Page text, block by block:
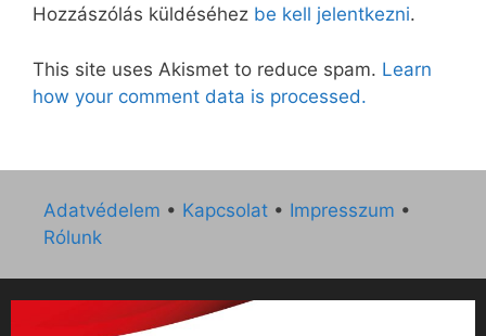
Hozzászólás küldéséhez be kell jelentkezni.
This site uses Akismet to reduce spam. Learn
how your comment data is processed.
Adatvédelem • Kapcsolat • Impresszum •
Rólunk